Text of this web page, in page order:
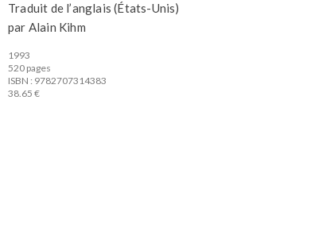
Traduit de l’anglais (États-Unis)
par Alain Kihm
1993
520 pages
ISBN : 9782707314383
38.65 €